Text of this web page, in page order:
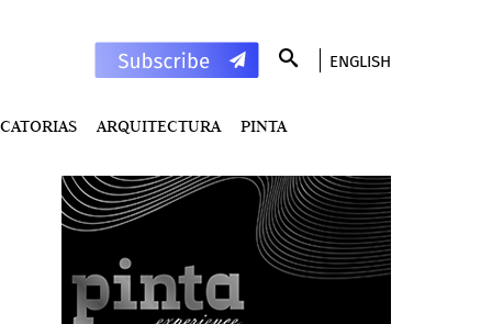
ENGLISH
ARQUITECTURA PINTA